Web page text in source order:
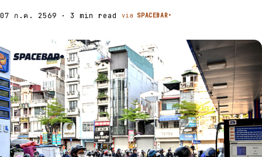
07 ก.ค. 2569 · 3 min read via SPACEBAR•